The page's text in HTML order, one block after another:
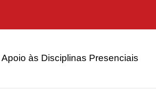
às Disciplinas Presenciais